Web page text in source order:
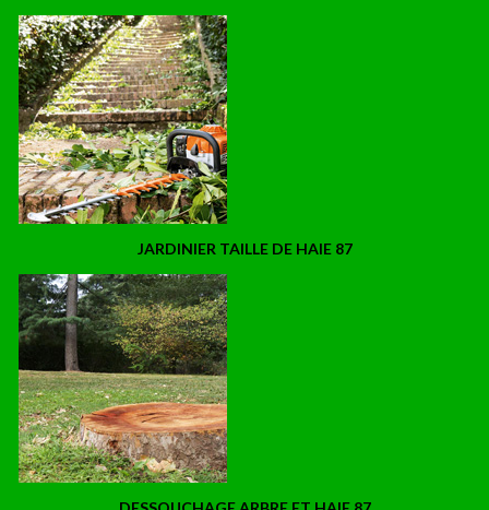
JARDINIER TAILLE DE HAIE 87